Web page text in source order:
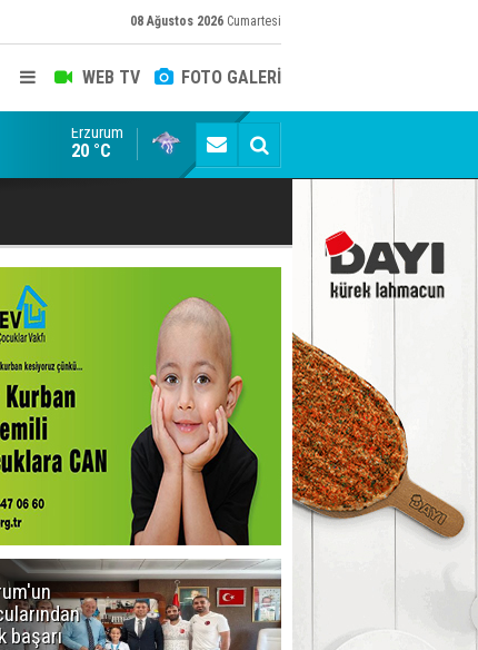
08 Ağustos 2026 Cumartesi
WEB TV FOTO GALERİ
Konuşanlar'a katıldı, söyledikleri başına iş açtı!
Erzurum
20 °C
başarı